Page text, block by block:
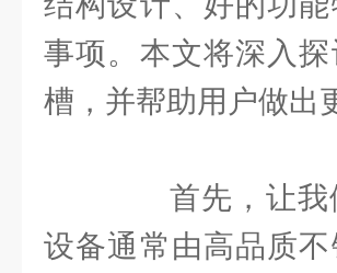
事项。本文将深入
槽，并帮助用户做出
首先，让我
设备通常由高品质